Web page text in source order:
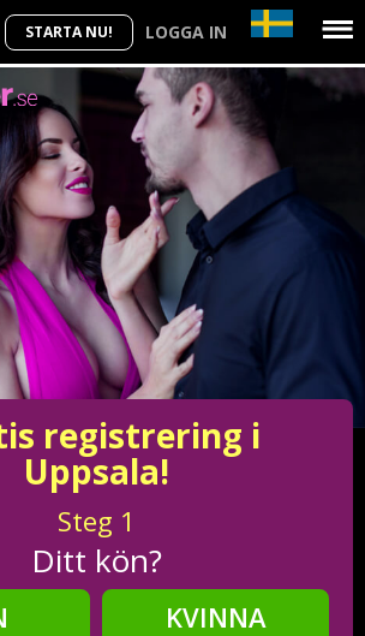
STARTA NU! LOGGA IN
registrering i
Uppsala!
Steg 1
Ditt kön?
KVINNA